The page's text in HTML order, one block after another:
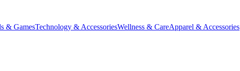
& GamesTechnology & AccessoriesWellness & CareApparel & Accessories